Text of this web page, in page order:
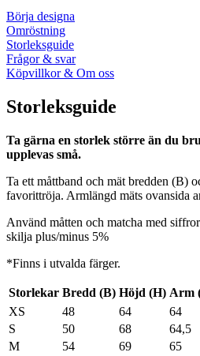
Börja designa
Omröstning
Storleksguide
Frågor & svar
Köpvillkor & Om oss
Storleksguide
Ta gärna en storlek större än du
upplevas små.
Ta ett måttband och mät bredden (B)
favorittröja. Armlängd mäts ovansida
Använd måtten och matcha med
skilja plus/minus 5%
*Finns i utvalda färger.
Storlekar Bredd (B) Höjd (H) Arm
XS
48 64
64
S
50 68
64,5
M
54 69
65